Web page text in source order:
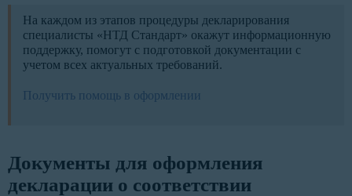
На каждом из этапов процедуры декларирования
специалисты «НТД Стандарт» окажут информационную
поддержку, помогут с подготовкой документации с
учетом всех актуальных требований.
Получить помощь в оформлении
Документы для оформления
декларации о соответствии